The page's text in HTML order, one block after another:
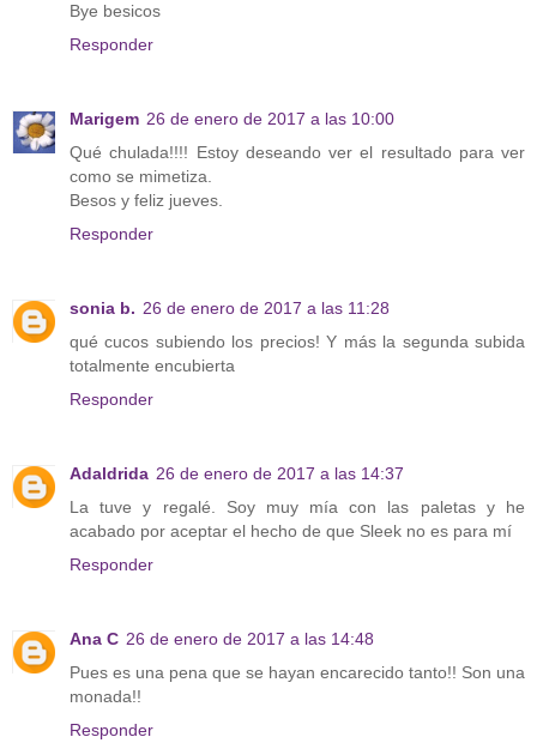
Bye besicos
Responder
Marigem 26 de enero de 2017 a las 10:00
Qué chulada!!!! Estoy deseando ver el resultado para ver
como se mimetiza.
Besos y feliz jueves.
Responder
sonia b. 26 de enero de 2017 a las 11:28
qué cucos subiendo los precios! Y más la segunda subida
totalmente encubierta
Responder
Adaldrida 26 de enero de 2017 a las 14:37
La tuve y regalé. Soy muy mía con las paletas y he
acabado por aceptar el hecho de que Sleek no es para mí
Responder
Ana C 26 de enero de 2017 a las 14:48
Pues es una pena que se hayan encarecido tanto!! Son una
monada!!
Responder